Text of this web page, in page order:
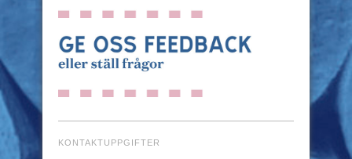
KONTAKTUPPGIFTER